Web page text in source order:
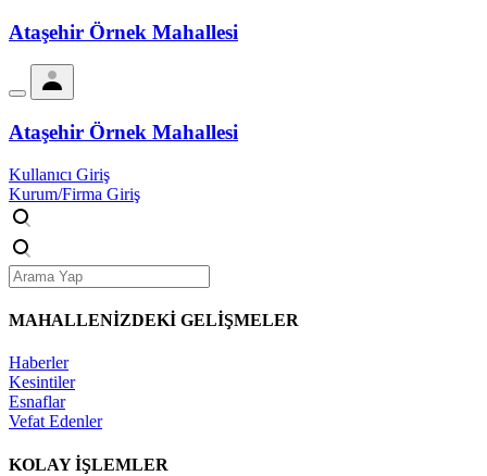
Ataşehir Örnek Mahallesi
Ataşehir Örnek Mahallesi
Kullanıcı Giriş
Kurum/Firma Giriş
MAHALLENİZDEKİ GELİŞMELER
Haberler
Kesintiler
Esnaflar
Vefat Edenler
KOLAY İŞLEMLER